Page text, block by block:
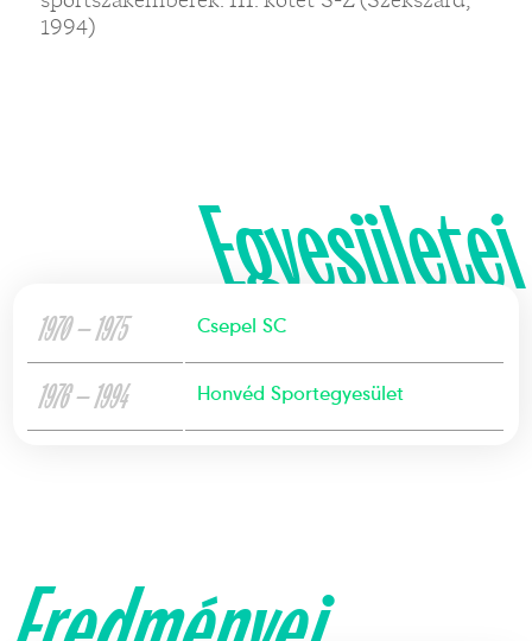
1994)
Egyesületei
1970 — 1975 Csepel SC
1976 — 1994 Honvéd Sportegyesület